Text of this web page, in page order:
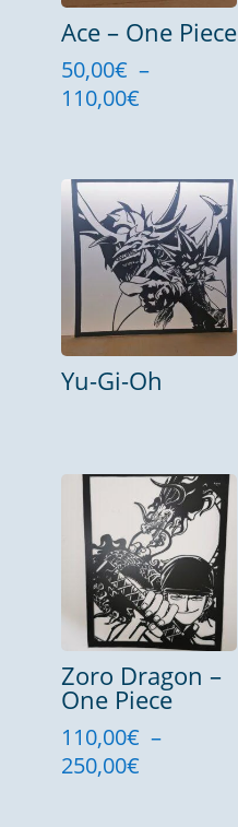
Ace – One Piece
50,00€ –
110,00€Plage
50,00€
à
110,00€
Yu-Gi-Oh
Zoro Dragon –
One Piece
110,00€ –
250,00€Plage